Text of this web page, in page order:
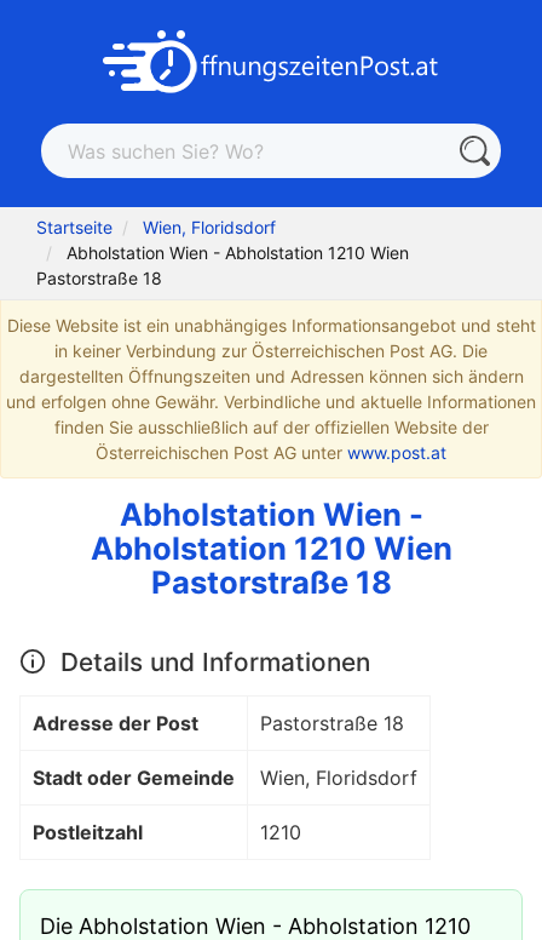
Startseite
Wien, Floridsdorf
Abholstation Wien - Abholstation 1210 Wien
Pastorstraße 18
Diese Website ist ein unabhängiges Informationsangebot und steht
in keiner Verbindung zur Österreichischen Post AG. Die
dargestellten Öffnungszeiten und Adressen können sich ändern
und erfolgen ohne Gewähr. Verbindliche und aktuelle Informationen
finden Sie ausschließlich auf der offiziellen Website der
Österreichischen Post AG unter www.post.at
Abholstation Wien -
Abholstation 1210 Wien
Pastorstraße 18
Details und Informationen
Adresse der Post Pastorstraße 18
Stadt oder Gemeinde Wien, Floridsdorf
Postleitzahl 1210
Die Abholstation Wien - Abholstation 1210